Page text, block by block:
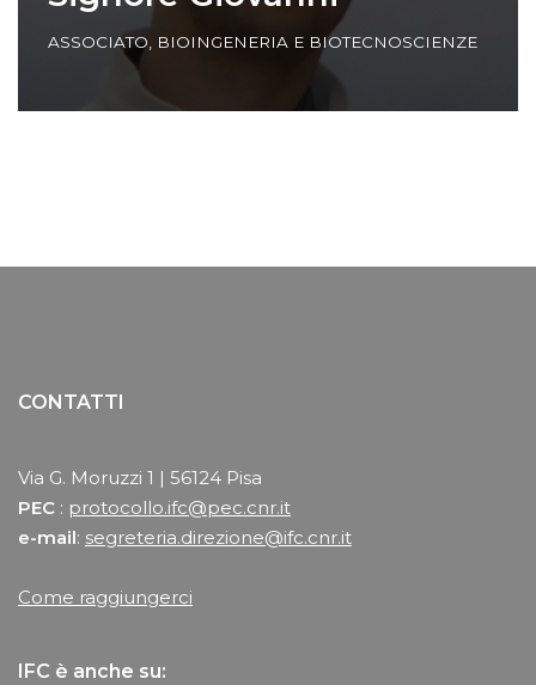
ASSOCIATO, BIOINGENERIA E BIOTECNOSCIENZE
CONTATTI
Via G. Moruzzi 1 | 56124 Pisa
PEC : protocollo.ifc@pec.cnr.it
e-mail: segreteria.direzione@ifc.cnr.it
Come raggiungerci
IFC è anche su: